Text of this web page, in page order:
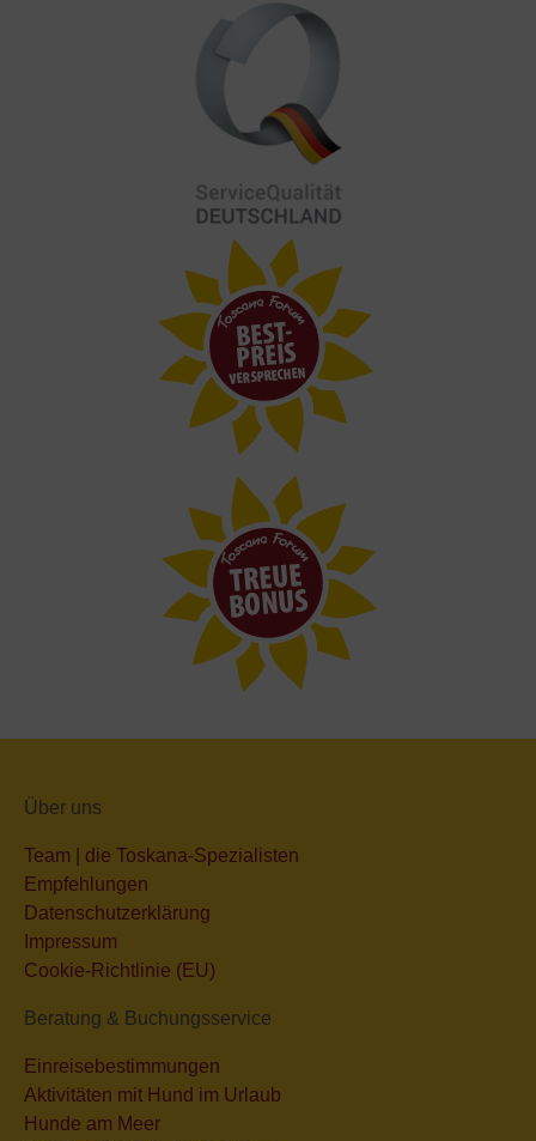
Über uns
Team | die Toskana-Spezialisten
Empfehlungen
Datenschutzerklärung
Impressum
Cookie-Richtlinie (EU)
Beratung & Buchungsservice
Einreisebestimmungen
Aktivitäten mit Hund im Urlaub
Hunde am Meer